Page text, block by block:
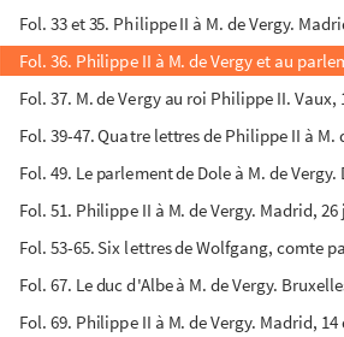
Fol. 33 et 35. Philippe II à M. de Vergy.
Fol. 36. Philippe II à M. de Vergy et au
Fol. 37. M. de Vergy au roi Philippe II. Vaux,
Fol. 39-47. Quatre lettres de Philippe II à
Fol. 49. Le parlement de Dole à M. de
Fol. 51. Philippe II à M. de Vergy. Madrid, 26
Fol. 53-65. Six lettres de Wolfgang, comte
Fol. 67. Le duc d'Albe à M. de Vergy.
Fol. 69. Philippe II à M. de Vergy. Madrid, 14